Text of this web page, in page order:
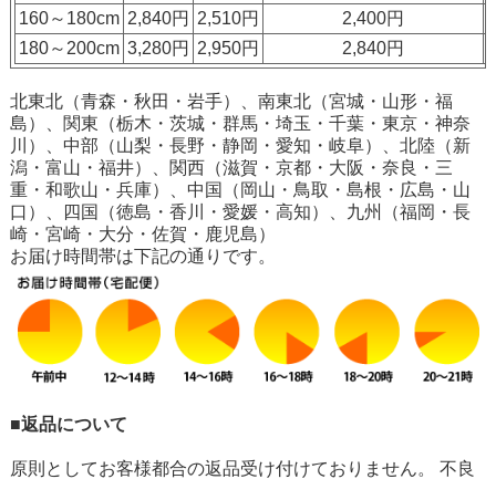
160～180cm 2,840円 2,510円 2,400円
180～200cm 3,280円 2,950円 2,840円
北東北（青森・秋田・岩手）、南東北（宮城・山形・福
島）、関東（栃木・茨城・群馬・埼玉・千葉・東京・神奈
川）、中部（山梨・長野・静岡・愛知・岐阜）、北陸（新
潟・富山・福井）、関西（滋賀・京都・大阪・奈良・三
重・和歌山・兵庫）、中国（岡山・鳥取・島根・広島・山
口）、四国（徳島・香川・愛媛・高知）、九州（福岡・長
崎・宮崎・大分・佐賀・鹿児島）
お届け時間帯は下記の通りです。
■返品について
原則としてお客様都合の返品受け付けておりません。 不良